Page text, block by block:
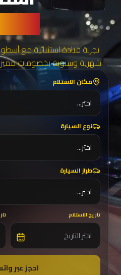
شهرية وسنوية بخصومات
مكان الاستلام
اختر...
نوع السيارة
اختر...
طراز السيارة
اختر...
تاريخ الاستلام
احجز عبر